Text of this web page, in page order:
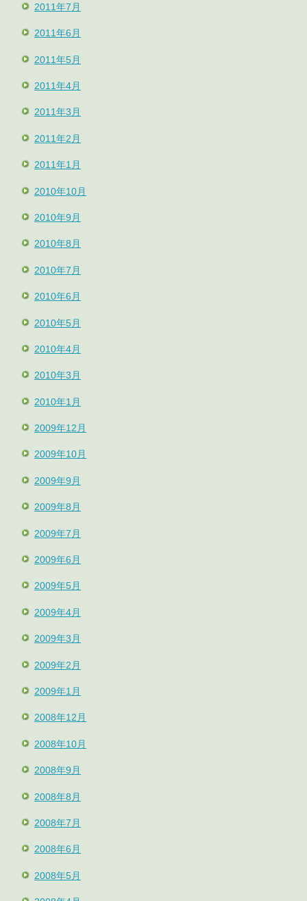
2011年7月
2011年6月
2011年5月
2011年4月
2011年3月
2011年2月
2011年1月
2010年10月
2010年9月
2010年8月
2010年7月
2010年6月
2010年5月
2010年4月
2010年3月
2010年1月
2009年12月
2009年10月
2009年9月
2009年8月
2009年7月
2009年6月
2009年5月
2009年4月
2009年3月
2009年2月
2009年1月
2008年12月
2008年10月
2008年9月
2008年8月
2008年7月
2008年6月
2008年5月